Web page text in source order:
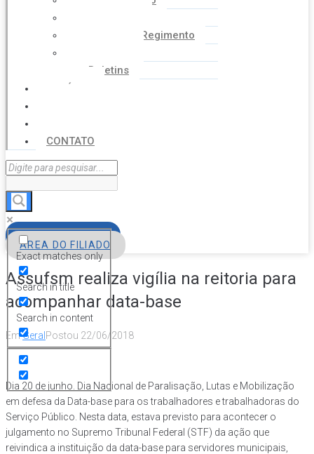
Estatuto e Regimento
Boletins
NOTÍCIAS
CONTATO
Exact matches only
Search in title
Search in content
ÁREA DO FILIADO
Assufsm realiza vigília na reitoria para
acompanhar data-base
EmGeral Postou 22/06/2018
Dia 20 de junho. Dia Nacional de Paralisação, Lutas e Mobilização
em defesa da Data-base para os trabalhadores e trabalhadoras do
Serviço Público. Nesta data, estava previsto para acontecer o
julgamento no Supremo Tribunal Federal (STF) da ação que
reivindica a instituição da data-base para servidores municipais,